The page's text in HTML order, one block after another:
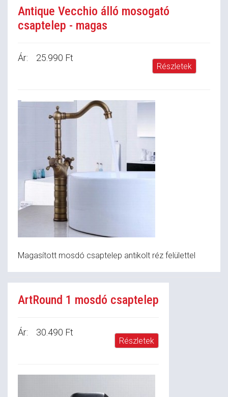
Antique Vecchio álló mosogató
csaptelep - magas
Ár: 25.990 Ft
Részletek
Magasított mosdó csaptelep antikolt réz felülettel
ArtRound 1 mosdó csaptelep
Ár: 30.490 Ft
Részletek